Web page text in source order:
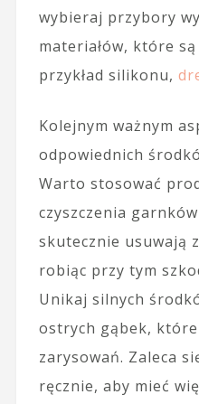
wybieraj przybory
materiałów, które
przykład silikonu,
Kolejnym ważnym
odpowiednich
Warto stosować
czyszczenia
skutecznie usuwają
robiąc przy tym
Unikaj silnych
ostrych gąbek,
zarysowań. Zaleca
ręcznie, aby mieć